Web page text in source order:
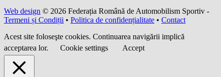
Web design © 2026 Federația Română de Automobilism Sportiv -
Termeni și Condiții • Politica de confidențialitate • Contact
Acest site foloseşte cookies. Continuarea navigării implică
acceptarea lor.
Cookie settings Accept